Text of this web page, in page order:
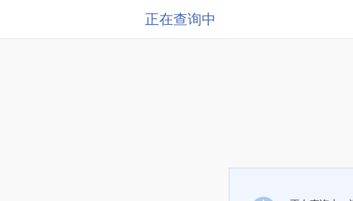
正在查询中